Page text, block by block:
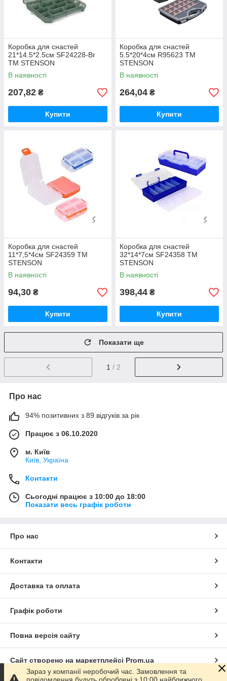
Коробка для снастей
21*14.5*2.5см SF24228-Br
ТМ STENSON
В наявності
207,82 ₴
Купити
Коробка для снастей
5.5*20*4см R95623 ТМ
STENSON
В наявності
264,04 ₴
Купити
Коробка для снастей
11*7,5*4см SF24359 ТМ
STENSON
В наявності
94,30 ₴
Купити
Коробка для снастей
32*14*7см SF24358 ТМ
STENSON
В наявності
398,44 ₴
Купити
Показати ще
1 / 2
Про нас
94% позитивних з 89 відгуків за рік
Працює з 06.10.2020
м. Київ
Київ, Україна
Контакти
Сьогодні працює з 10:00 до 18:00
Показати весь графік роботи
Про нас
Контакти
Доставка та оплата
Графік роботи
Повна версія сайту
Сайт створено на маркетплейсі Prom.ua
Зараз у компанії неробочий час. Замовлення та